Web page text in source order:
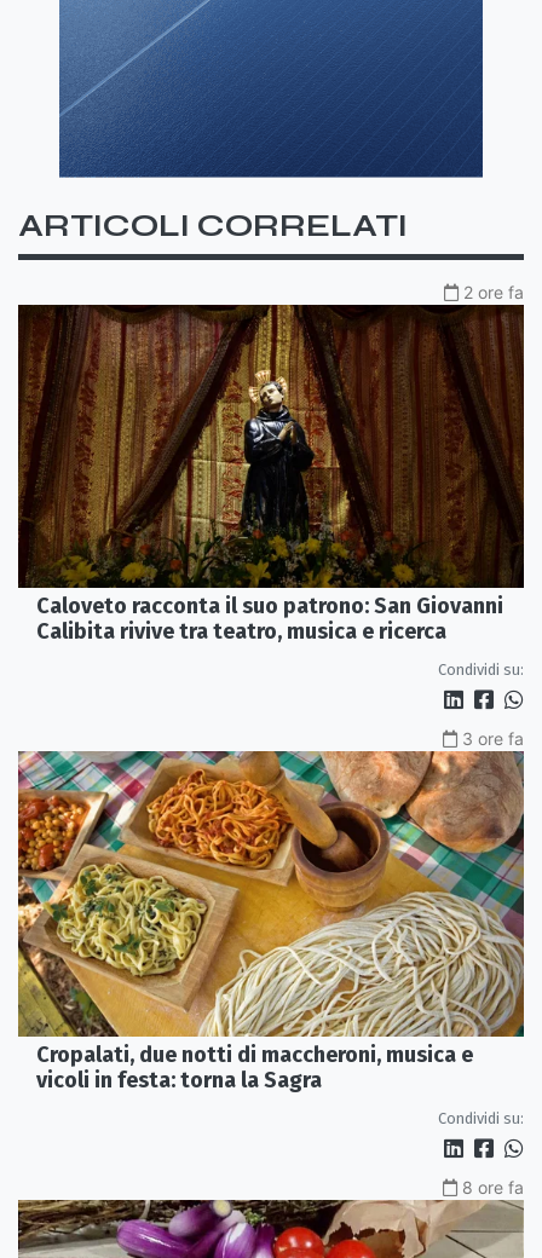
ARTICOLI CORRELATI
2 ore fa
Caloveto racconta il suo patrono: San Giovanni
Calibita rivive tra teatro, musica e ricerca
Condividi su:
3 ore fa
Cropalati, due notti di maccheroni, musica e
vicoli in festa: torna la Sagra
Condividi su:
8 ore fa